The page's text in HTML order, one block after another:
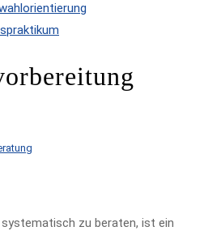
systematisch zu beraten, ist ein